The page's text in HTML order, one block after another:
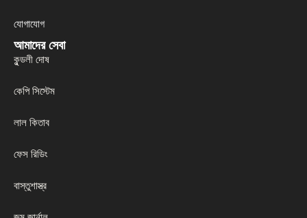
যোগাযোগ
আমাদের সেবা
কুন্ডলী দোষ
কেপি সিস্টেম
লাল কিতাব
ফেস রিডিং
বাস্তুশাস্ত্র